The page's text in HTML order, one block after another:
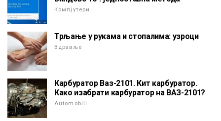
Компјутери
Трљање у рукама и стопалима: узроци
Здравље
Карбуратор Ваз-2101. Кит карбуратор.
Како изабрати карбуратор на ВАЗ-2101?
Automobili